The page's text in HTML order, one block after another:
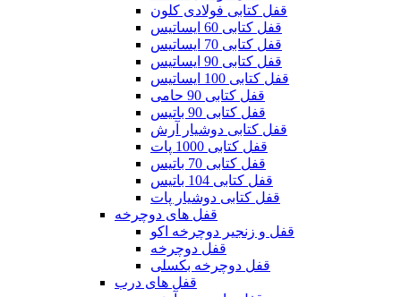
قفل کتابی فولادی کلون
قفل کتابی 60 ایساتیس
قفل کتابی 70 ایساتیس
قفل کتابی 90 ایساتیس
قفل کتابی 100 ایساتیس
قفل کتابی 90 حامی
قفل کتابی 90 باتیس
قفل کتابی دوشیار آرش
قفل کتابی 1000 پات
قفل کتابی 70 باتیس
قفل کتابی 104 باتیس
قفل کتابی دوشیار پات
قفل های دوچرخه
قفل و زنجیر دوچرخه اکو
قفل دوچرخه
قفل دوچرخه بکسلی
قفل های درب